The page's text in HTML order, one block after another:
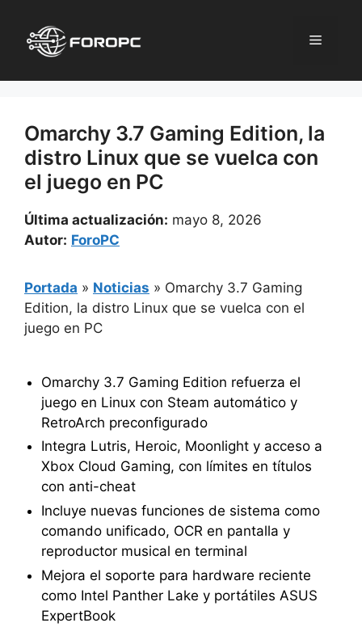
contenido
Menú
Omarchy 3.7 Gaming Edition, la
distro Linux que se vuelca con
el juego en PC
Última actualización: mayo 8, 2026
Autor: ForoPC
Portada » Noticias » Omarchy 3.7 Gaming
Edition, la distro Linux que se vuelca con el
juego en PC
Omarchy 3.7 Gaming Edition refuerza el
juego en Linux con Steam automático y
RetroArch preconfigurado
Integra Lutris, Heroic, Moonlight y acceso a
Xbox Cloud Gaming, con límites en títulos
con anti-cheat
Incluye nuevas funciones de sistema como
comando unificado, OCR en pantalla y
reproductor musical en terminal
Mejora el soporte para hardware reciente
como Intel Panther Lake y portátiles ASUS
ExpertBook